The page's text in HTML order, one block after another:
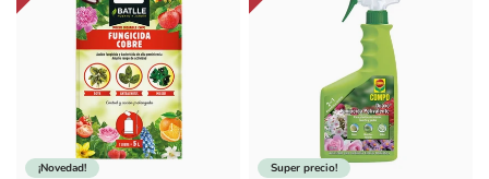
¡Novedad! Super precio!